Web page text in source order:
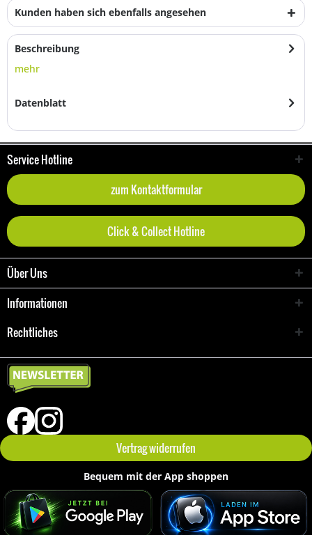
Kunden haben sich ebenfalls angesehen
Beschreibung
mehr
Datenblatt
Service Hotline
zum Kontaktformular
Click & Collect Hotline
Über Uns
Informationen
Rechtliches
Vertrag widerrufen
Bequem mit der App shoppen